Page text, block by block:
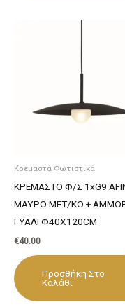
Κρεμαστά Φωτιστικά
ΚΡΕΜΑΣΤΟ Φ/Σ 1xG9
ΜΑΥΡΟ ΜΕΤ/ΚΟ +
ΓΥΑΛΙ Φ40Χ120CM
€40.00
Προσθήκη Στο
Καλάθι